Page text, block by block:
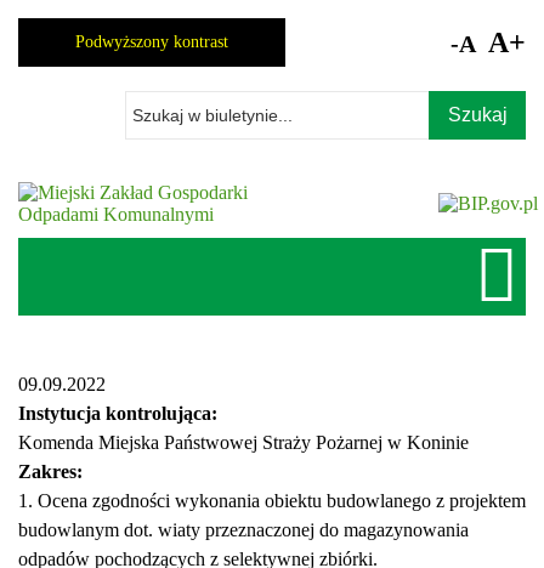
zawartości
Podwyższony kontrast -A A+
szukaną
frazę
09.09.2022
Instytucja kontrolująca:
Komenda Miejska Państwowej Straży Pożarnej w Koninie
Zakres:
1. Ocena zgodności wykonania obiektu budowlanego z projektem
budowlanym dot. wiaty przeznaczonej do magazynowania
odpadów pochodzących z selektywnej zbiórki.